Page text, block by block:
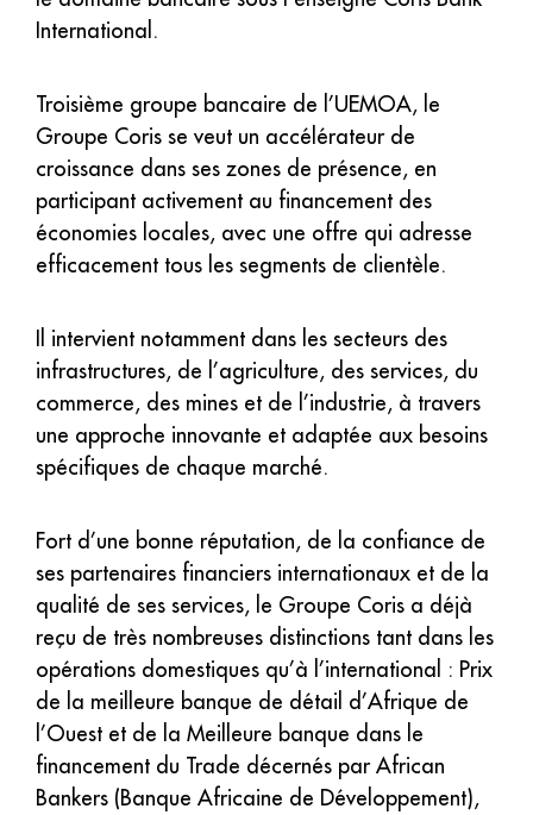
International.
Troisième groupe bancaire de l’UEMOA, le
Groupe Coris se veut un accélérateur de
croissance dans ses zones de présence, en
participant activement au financement des
économies locales, avec une offre qui adresse
efficacement tous les segments de clientèle.
Il intervient notamment dans les secteurs des
infrastructures, de l’agriculture, des services, du
commerce, des mines et de l’industrie, à travers
une approche innovante et adaptée aux besoins
spécifiques de chaque marché.
Fort d’une bonne réputation, de la confiance de
ses partenaires financiers internationaux et de la
qualité de ses services, le Groupe Coris a déjà
reçu de très nombreuses distinctions tant dans les
opérations domestiques qu’à l’international : Prix
de la meilleure banque de détail d’Afrique de
l’Ouest et de la Meilleure banque dans le
financement du Trade décernés par African
Bankers (Banque Africaine de Développement),